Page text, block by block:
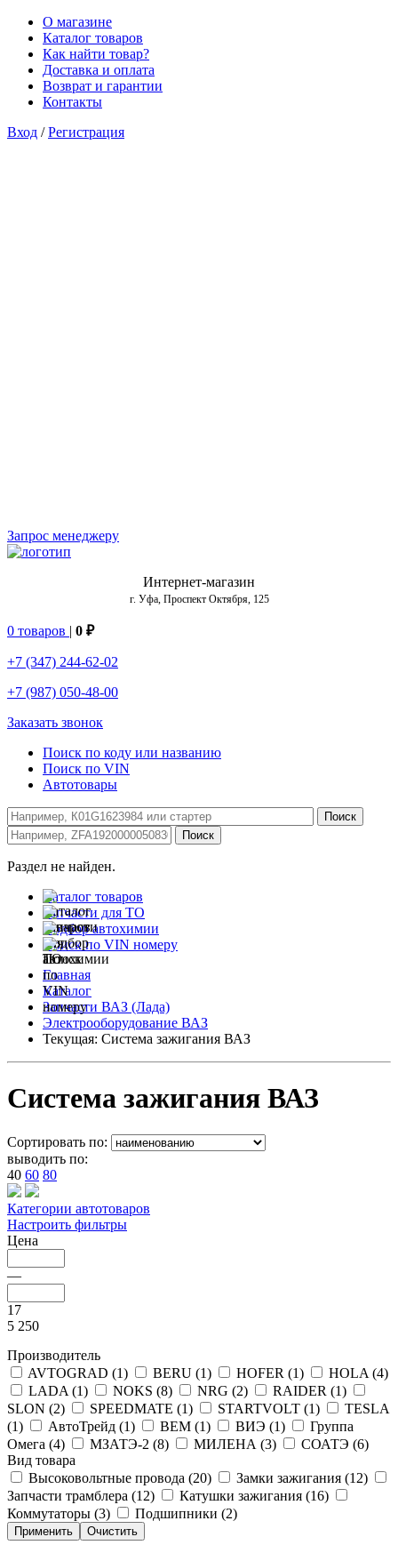
О магазине
Каталог товаров
Как найти товар?
Доставка и оплата
Возврат и гарантии
Контакты
Вход / Регистрация
Запрос менеджеру
Интернет-магазин
г. Уфа, Проспект Октября, 125
0 товаров | 0 ₽
+7 (347) 244-62-02
+7 (987) 050-48-00
Заказать звонок
Поиск по коду или названию
Поиск по VIN
Автотовары
Раздел не найден.
Каталог товаров
Запчасти для ТО
Подбор автохимии
Поиск по VIN номеру
Главная
Каталог
Запчасти ВАЗ (Лада)
Электрооборудование ВАЗ
Текущая: Система зажигания ВАЗ
Система зажигания ВАЗ
Сортировать по:
выводить по:
40 60 80
Категории автотоваров
Настроить фильтры
Цена
—
17
5 250
Производитель
AVTOGRAD (1) BERU (1) HOFER (1) HOLA (4)
LADA (1) NOKS (8) NRG (2) RAIDER (1)
SLON (2) SPEEDMATE (1) STARTVOLT (1)
TESLA
(1) АвтоТрейд (1) ВЕМ (1) ВИЭ (1)
Группа
Омега (4) МЗАТЭ-2 (8) МИЛЕНА (3) СОАТЭ (6)
Вид товара
Высоковольтные провода (20) Замки зажигания (12)
Запчасти трамблера (12) Катушки зажигания (16)
Коммутаторы (3) Подшипники (2)